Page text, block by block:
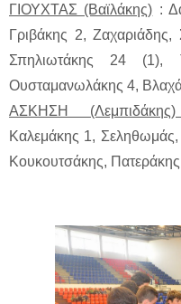
ΓΙΟΥΧΤΑΣ (Βαϊλάκης) :
Γριβάκης 2,
Σπηλιωτάκης 24 (1),
Ουσταμανωλάκης 4,
ΑΣΚΗΣΗ
Καλεμάκης 1,
Κουκουτσάκης,